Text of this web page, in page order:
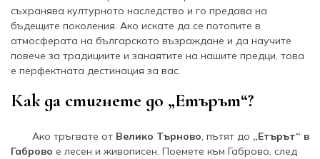
съхранява културното наследство и го предава на
бъдещите поколения. Ако искате да се потопите в
атмосферата на българското възраждане и да научите
повече за традициите и занаятите на нашите предци, това
е перфектната дестинация за вас.
Как да стигнете до „Етърът“?
Ако тръгвате от Велико Търново, пътят до „Етърът“ в
Габрово е лесен и живописен. Поемете към Габрово, след